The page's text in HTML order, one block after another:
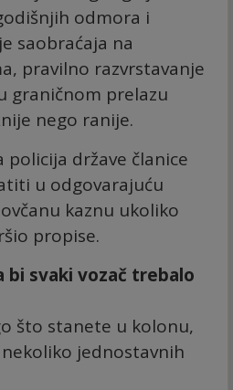
odmora i
saobraćaja na
pravilno razvrstavanje
graničnom prelazu
nego ranije.
države članice
u odgovarajuću
kaznu ukoliko
propise.
bi svaki vozač trebalo
što stanete u kolonu,
jednostavnih